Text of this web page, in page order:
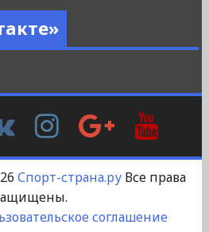
Контакте
InstagramGoogle
Plus
Спорт-страна.руВсе права
соглашение